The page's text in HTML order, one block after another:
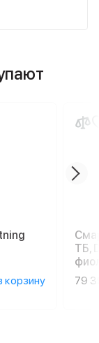
корзину
ТБ,
79